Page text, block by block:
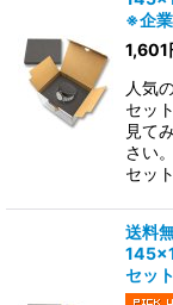
並び順:
※企
1,601
人気
セッ
見て
さい
セッ
送料
セット